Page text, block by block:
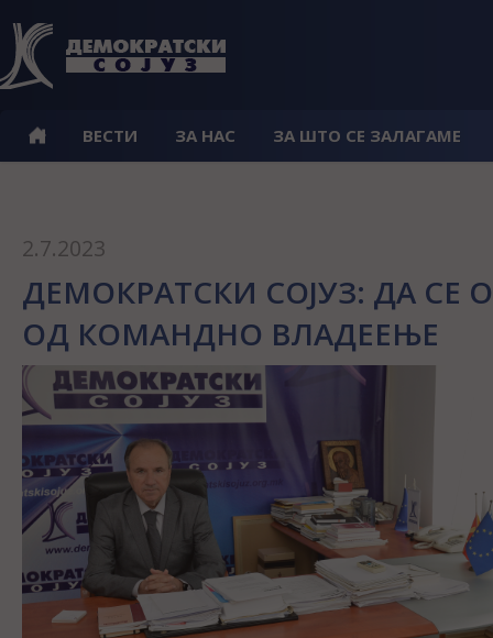
ВЕСТИ ЗА НАС ЗА ШТО СЕ ЗАЛАГАМЕ
2.7.2023
ДЕМОКРАТСКИ СОЈУЗ: ДА
ОД КОМАНДНО ВЛАДЕЕЊЕ